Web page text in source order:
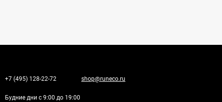
+7 (495) 128-22-72 shop@runeco.ru
Будние дни с 9:00 до 19:00